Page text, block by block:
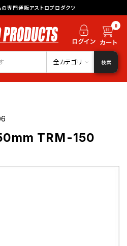
専門通販アストロプロダクツ
0
全カテゴリ 検索
TRM-150